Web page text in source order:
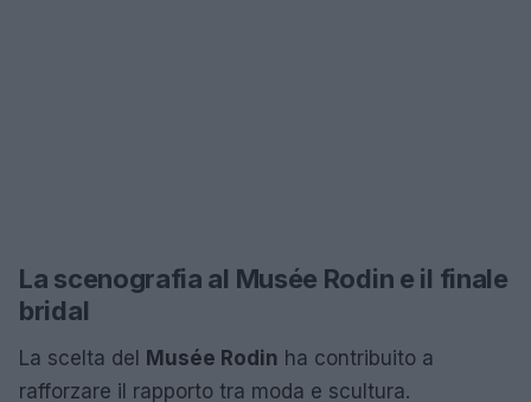
La scenografia al Musée Rodin e il finale
bridal
La scelta del Musée Rodin ha contribuito a
rafforzare il rapporto tra moda e scultura.